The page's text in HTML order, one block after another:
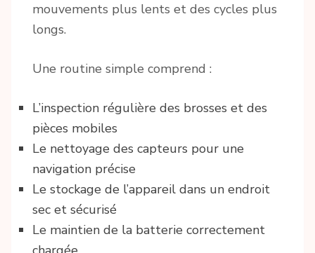
mouvements plus lents et des cycles plus
longs.
Une routine simple comprend :
L’inspection régulière des brosses et des
pièces mobiles
Le nettoyage des capteurs pour une
navigation précise
Le stockage de l’appareil dans un endroit
sec et sécurisé
Le maintien de la batterie correctement